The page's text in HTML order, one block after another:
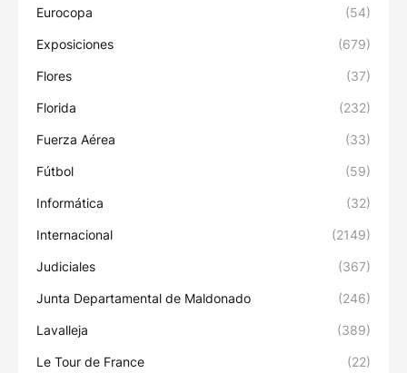
Eurocopa (54)
Exposiciones (679)
Flores (37)
Florida (232)
Fuerza Aérea (33)
Fútbol (59)
Informática (32)
Internacional (2149)
Judiciales (367)
Junta Departamental de Maldonado (246)
Lavalleja (389)
Le Tour de France (22)